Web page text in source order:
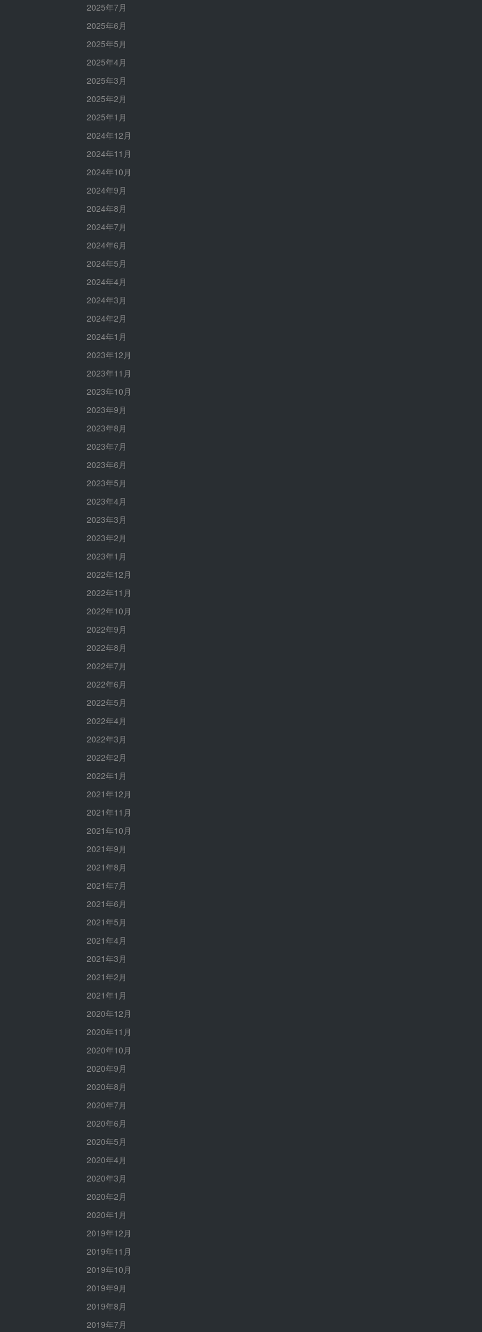
2025年7月
2025年6月
2025年5月
2025年4月
2025年3月
2025年2月
2025年1月
2024年12月
2024年11月
2024年10月
2024年9月
2024年8月
2024年7月
2024年6月
2024年5月
2024年4月
2024年3月
2024年2月
2024年1月
2023年12月
2023年11月
2023年10月
2023年9月
2023年8月
2023年7月
2023年6月
2023年5月
2023年4月
2023年3月
2023年2月
2023年1月
2022年12月
2022年11月
2022年10月
2022年9月
2022年8月
2022年7月
2022年6月
2022年5月
2022年4月
2022年3月
2022年2月
2022年1月
2021年12月
2021年11月
2021年10月
2021年9月
2021年8月
2021年7月
2021年6月
2021年5月
2021年4月
2021年3月
2021年2月
2021年1月
2020年12月
2020年11月
2020年10月
2020年9月
2020年8月
2020年7月
2020年6月
2020年5月
2020年4月
2020年3月
2020年2月
2020年1月
2019年12月
2019年11月
2019年10月
2019年9月
2019年8月
2019年7月